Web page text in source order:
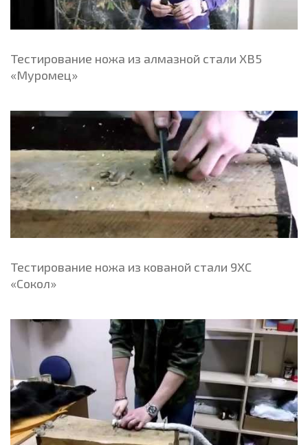
Тестирование ножа из алмазной стали ХВ5
«Муромец»
Тестирование ножа из кованой стали 9ХС
«Сокол»